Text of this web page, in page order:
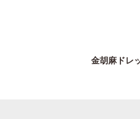
金胡麻ドレ